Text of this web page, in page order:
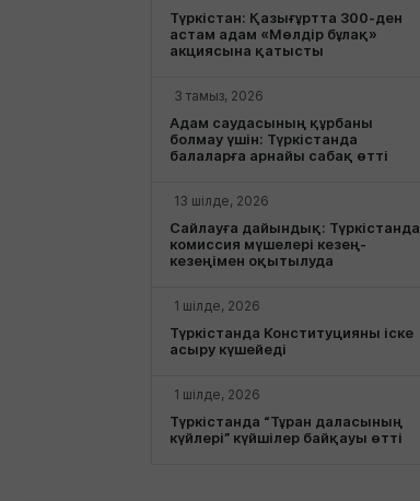
Түркістан: Қазығұртта 300-ден
астам адам «Мөлдір бұлақ»
акциясына қатысты
3 тамыз, 2026
Адам саудасының құрбаны
болмау үшін: Түркістанда
балаларға арнайы сабақ өтті
13 шілде, 2026
Сайлауға дайындық: Түркістанда
комиссия мүшелері кезең-
кезеңімен оқытылуда
1 шілде, 2026
Түркістанда Конституцияны іске
асыру күшейеді
1 шілде, 2026
Түркістанда “Тұран даласының
күйлері” күйшілер байқауы өтті